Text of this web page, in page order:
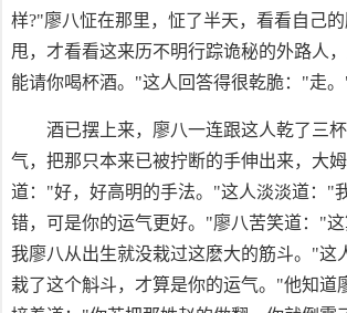
样?"廖八怔在那里，怔了半天，看看自己
甩，才看看这来历不明行踪诡秘的外路人
能请你喝杯酒。"这人回答得很乾脆："走
酒已摆上来，廖八一连跟这人乾了三
气，把那只本来已被拧断的手伸出来，大姆
道："好，好高明的手法。"这人淡淡道："
错，可是你的运气更好。"廖八苦笑道："这
我廖八从出生就没栽过这麽大的筋斗。"这
栽了这个斛斗，才算是你的运气。"他知道